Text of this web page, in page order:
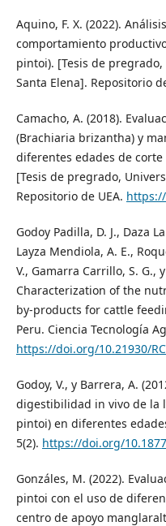
Aquino, F. X. (2022).
comportamiento
pintoi). [Tesis de
Santa Elena]. Repositorio
Camacho, A. (2018).
(Brachiaria brizantha) y
diferentes edades de
[Tesis de pregrado,
Repositorio de UEA.
Godoy Padilla, D. J., Daza
Layza Mendiola, A. E.,
V., Gamarra Carrillo, S. G.,
Characterization of the
by-products for cattle
Peru. Ciencia Tecnología
https://doi.org/10.21930/
Godoy, V., y Barrera, A.
digestibilidad in vivo de la
pintoi) en diferentes
5(2). https://doi.org/
Gonzáles, M. (2022).
pintoi con el uso de
centro de apoyo